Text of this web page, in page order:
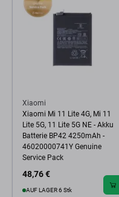
Xiaomi
Xiaomi Mi 11 Lite 4G, Mi 11
Lite 5G, 11 Lite 5G NE - Akku
Batterie BP42 4250mAh -
46020000741Y Genuine
Service Pack
48,76 €
AUF LAGER 6 Stk